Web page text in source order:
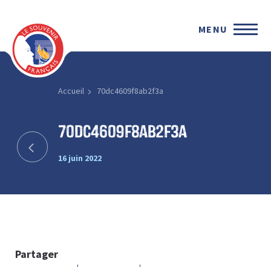
MENU
Accueil 70dc4609f8ab2f3a
70dc4609f8ab2f3a
16 juin 2022
Partager